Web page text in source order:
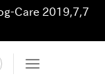
Care 2019,7,7